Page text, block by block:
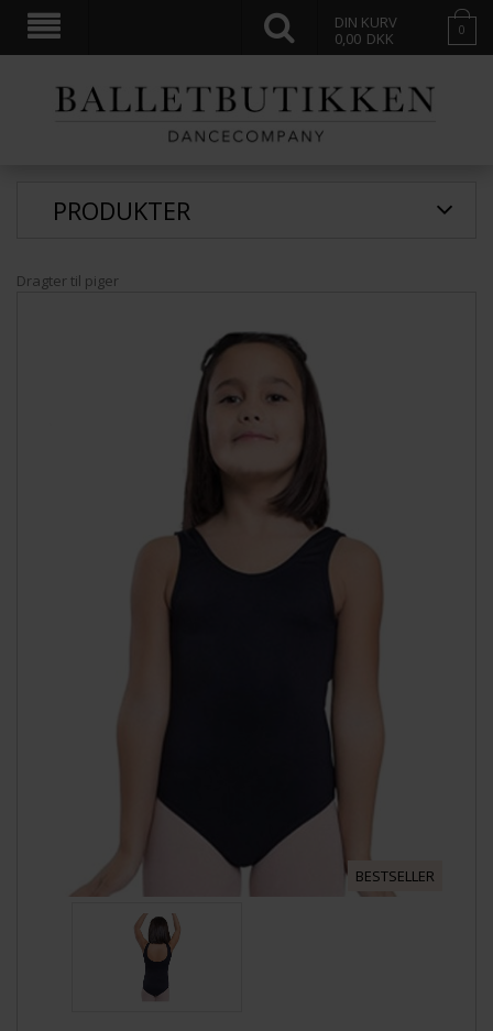
DIN KURV
0,00 DKK 0
PRODUKTER
Dragter til piger
BESTSELLER